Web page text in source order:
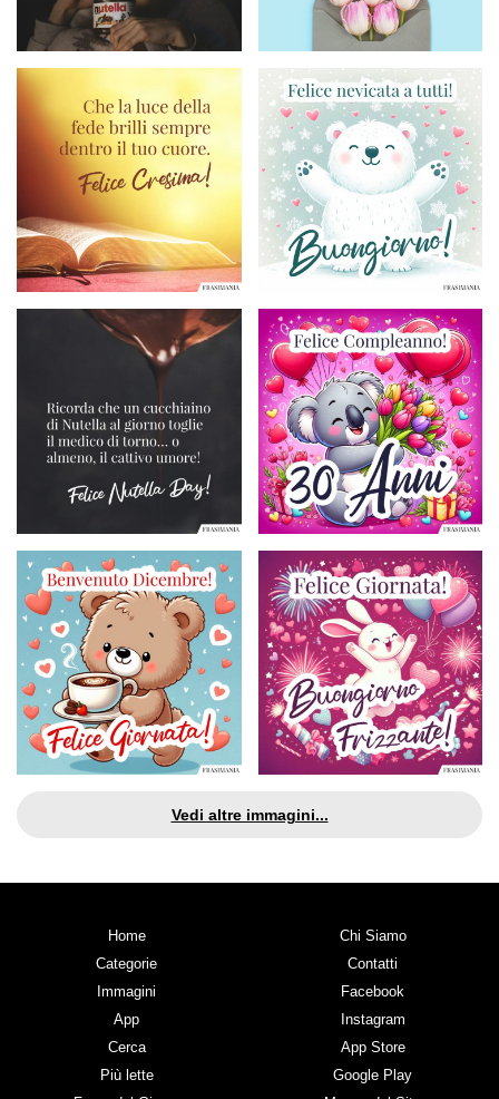
Vedi altre immagini...
Home
Categorie
Immagini
App
Cerca
Più lette
Chi Siamo
Contatti
Facebook
Instagram
App Store
Google Play